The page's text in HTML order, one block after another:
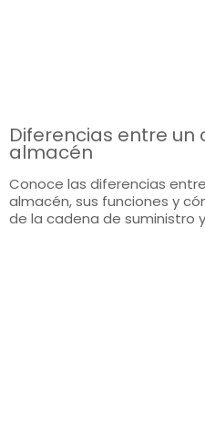
Diferencias entre un
almacén
Conoce las diferencias
almacén, sus funciones y
de la cadena de suministro